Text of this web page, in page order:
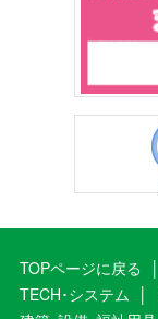
TOPページに戻る
TECH･システム